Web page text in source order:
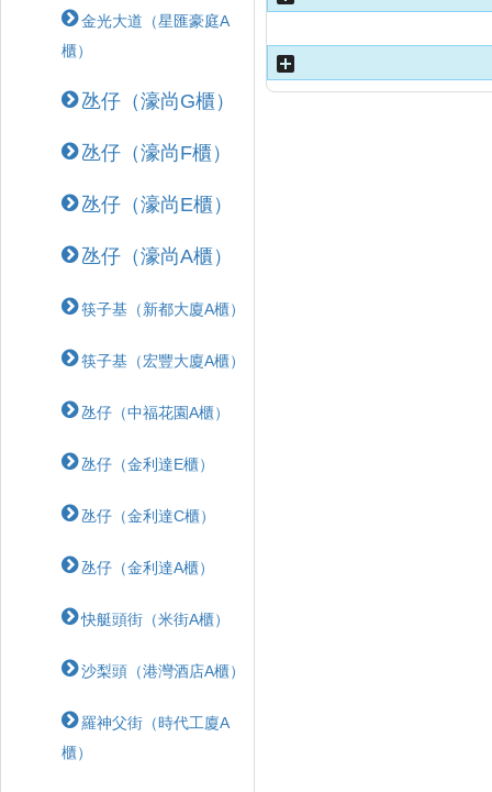
金光大道（星匯豪庭A
櫃）
氹仔（濠尚G櫃）
氹仔（濠尚F櫃）
氹仔（濠尚E櫃）
氹仔（濠尚A櫃）
筷子基（新都大廈A櫃）
筷子基（宏豐大廈A櫃）
氹仔（中福花園A櫃）
氹仔（金利達E櫃）
氹仔（金利達C櫃）
氹仔（金利達A櫃）
快艇頭街（米街A櫃）
沙梨頭（港灣酒店A櫃）
羅神父街（時代工廈A
櫃）